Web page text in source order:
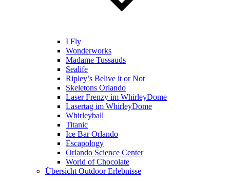
I Fly
Wonderworks
Madame Tussauds
Sealife
Ripley’s Belive it or Not
Skeletons Orlando
Laser Frenzy im WhirleyDome
Lasertag im WhirleyDome
Whirleyball
Titanic
Ice Bar Orlando
Escapology
Orlando Science Center
World of Chocolate
Übersicht Outdoor Erlebnisse